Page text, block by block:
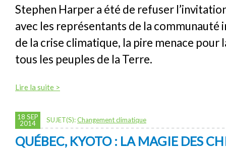
Stephen Harper a été de refuser
avec les représentants de la communauté
de la crise climatique, la pire menace pour
tous les peuples de la Terre.
Lire la suite >
18 SEP
2014
SUJET(S):Changement climatique
QUÉBEC, KYOTO : LA MAGIE DES